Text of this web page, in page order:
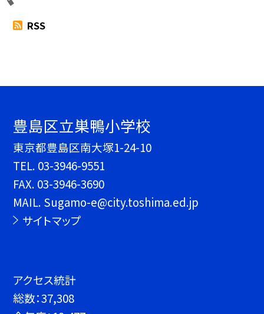
RSS
豊島区立巣鴨小学校
東京都豊島区南大塚1-24-10
TEL. 03-3946-9551
FAX. 03-3946-3690
MAIL. Sugamo-e@city.toshima.ed.jp
サイトマップ
アクセス統計
総数：37,308